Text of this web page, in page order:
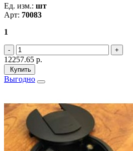
Ед. изм.: шт
Арт: 70083
1
12257.65 р.
Купить
Выгодно